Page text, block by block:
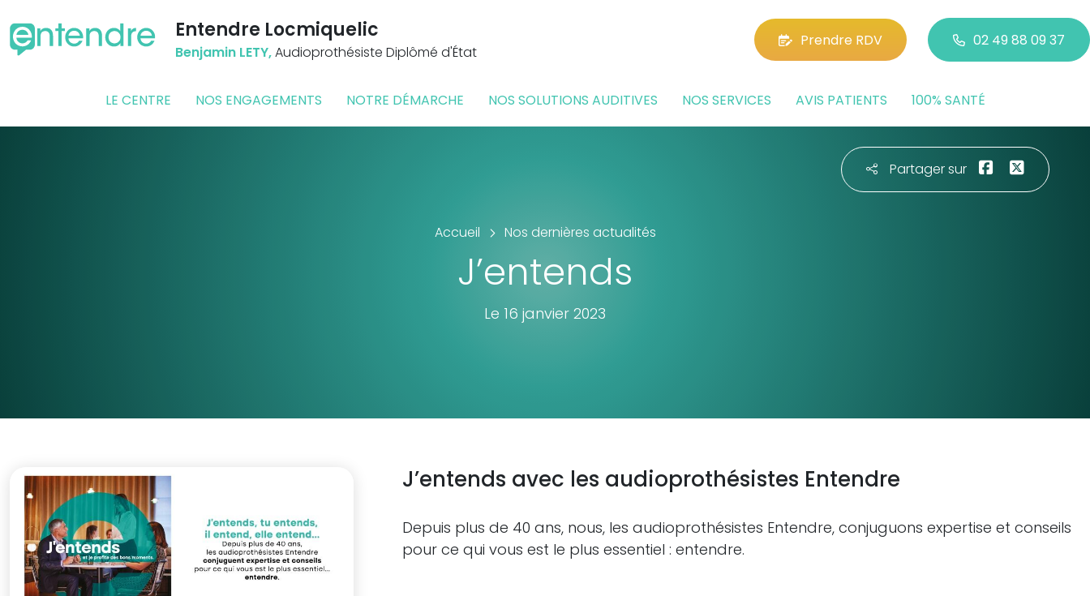
Entendre Locmiquelic
Benjamin LETY,Audioprothésiste Diplômé d'État
Prendre RDV 02 49 88 09 37
LE CENTRE NOS ENGAGEMENTS NOTRE DÉMARCHE NOS SOLUTIONS AUDITIVES NOS SERVICES AVIS PATIENTS 100% SANTÉ
Partager sur
Accueil Nos dernières actualités
J’entends
Le 16 janvier 2023
J’entends avec les audioprothésistes Entendre
Depuis plus de 40 ans, nous, les audioprothésistes Entendre, conjuguons expertise et conseils
pour ce qui vous est le plus essentiel : entendre.